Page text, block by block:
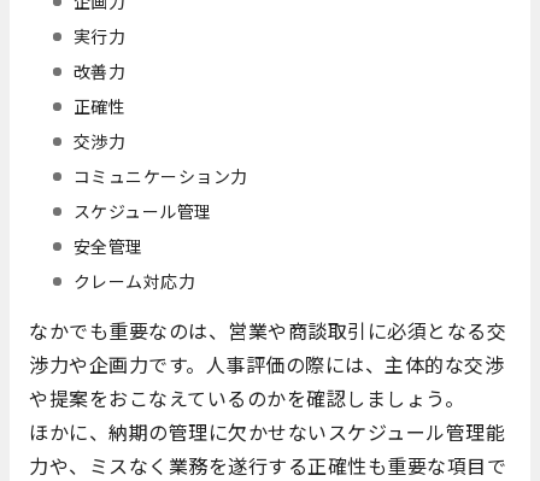
実行力
改善力
正確性
交渉力
コミュニケーション力
スケジュール管理
安全管理
クレーム対応力
なかでも重要なのは、営業や商談取引に必須となる交
渉力や企画力です。人事評価の際には、主体的な交渉
や提案をおこなえているのかを確認しましょう。
ほかに、納期の管理に欠かせないスケジュール管理能
力や、ミスなく業務を遂行する正確性も重要な項目で